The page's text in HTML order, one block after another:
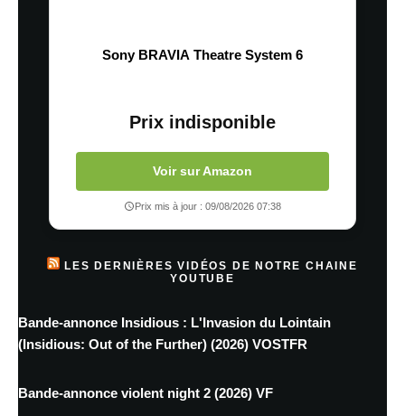
Sony BRAVIA Theatre System 6
Prix indisponible
Voir sur Amazon
Prix mis à jour : 09/08/2026 07:38
LES DERNIÈRES VIDÉOS DE NOTRE CHAINE
YOUTUBE
Bande-annonce Insidious : L'Invasion du Lointain
(Insidious: Out of the Further) (2026) VOSTFR
Bande-annonce violent night 2 (2026) VF